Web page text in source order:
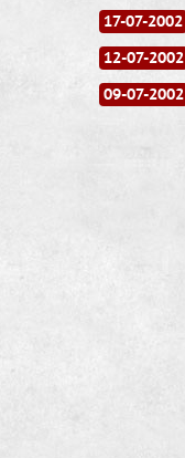
17-07-2002
12-07-2002
09-07-2002